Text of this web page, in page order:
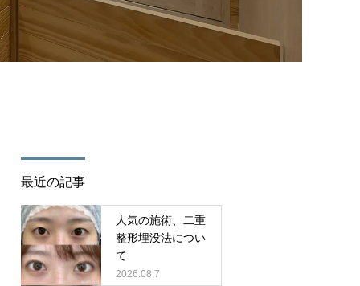
最近の記事
人気の施術、二重
整形埋没法につい
て
2026.08.7